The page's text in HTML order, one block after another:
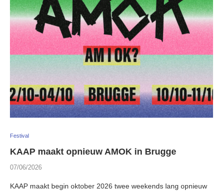
Festival
KAAP maakt opnieuw AMOK in Brugge
07/06/2026
KAAP maakt begin oktober 2026 twee weekends lang opnieuw